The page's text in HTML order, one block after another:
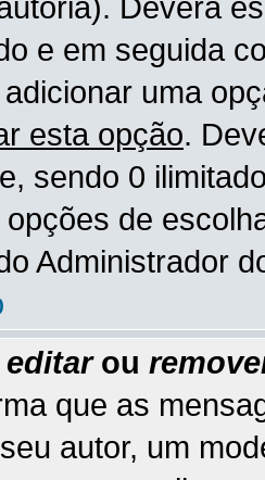
Deverá
e em seguida
uma
esta opção.
sendo 0
de
Administrador
editarou
que as
autor, um